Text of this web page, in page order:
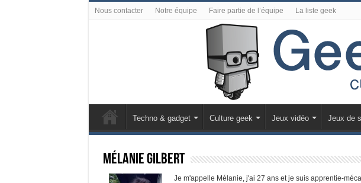
Nous contacter Notre équipe Faire partie de l’équipe La liste geek
Techno & gadget Culture geek Jeux vidéo Jeux de
Mélanie Gilbert
Je m'appelle Mélanie, j'ai 27 ans et je suis apprentie-